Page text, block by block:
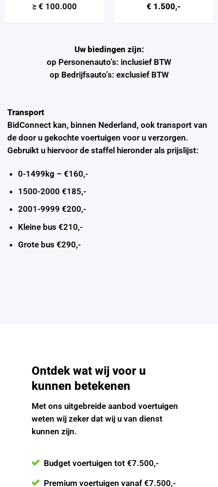
≥ € 100.000 € 1.500,-
Uw biedingen zijn:
op Personenauto’s: inclusief BTW
op Bedrijfsauto’s: exclusief BTW
Transport
BidConnect kan, binnen Nederland, ook transport van
de door u gekochte voertuigen voor u verzorgen.
Gebruikt u hiervoor de staffel hieronder als prijslijst:
0-1499kg – €160,-
1500-2000 €185,-
2001-9999 €200,-
Kleine bus €210,-
Grote bus €290,-
Ontdek wat wij voor u
kunnen betekenen
Met ons uitgebreide aanbod voertuigen
weten wij zeker dat wij u van dienst
kunnen zijn.
Budget voertuigen tot €7.500,-
Premium voertuigen vanaf €7.500,-